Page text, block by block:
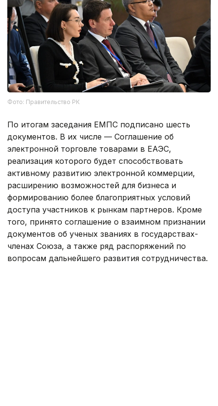
Фото: Правительство РК
По итогам заседания ЕМПС подписано шесть
документов. В их числе — Соглашение об
электронной торговле товарами в ЕАЭС,
реализация которого будет способствовать
активному развитию электронной коммерции,
расширению возможностей для бизнеса и
формированию более благоприятных условий
доступа участников к рынкам партнеров. Кроме
того, принято соглашение о взаимном признании
документов об ученых званиях в государствах-
членах Союза, а также ряд распоряжений по
вопросам дальнейшего развития сотрудничества.